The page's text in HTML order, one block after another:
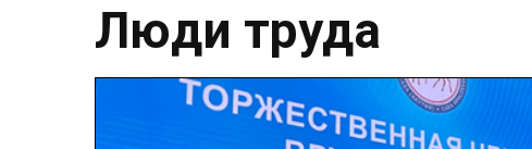
Люди труда